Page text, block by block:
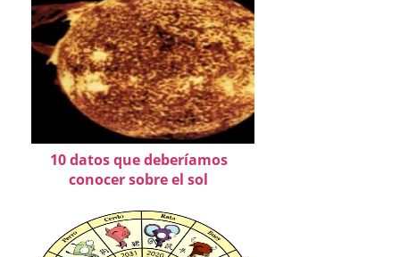
10 datos que deberíamos
conocer sobre el sol